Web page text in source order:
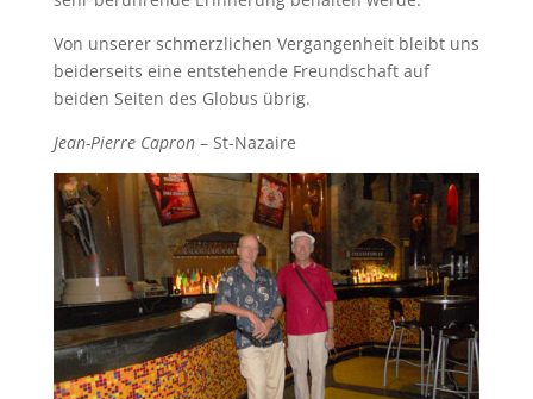
Von unserer schmerzlichen Vergangenheit bleibt uns
beiderseits eine entstehende Freundschaft auf
beiden Seiten des Globus übrig.
Jean-Pierre Capron– St-Nazaire